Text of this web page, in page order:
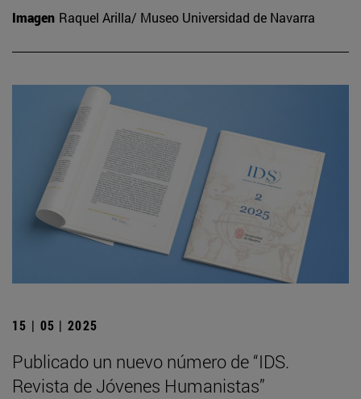
Imagen Raquel Arilla/ Museo Universidad de Navarra
15 | 05 | 2025
Publicado un nuevo número de “IDS.
Revista de Jóvenes Humanistas”